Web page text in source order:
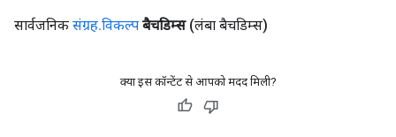
सार्वजनिक संग्रह.विकल्प बैचडिम्स (लंबा बैचडिम्स)
क्या इस कॉन्टेंट से आपको मदद मिली?